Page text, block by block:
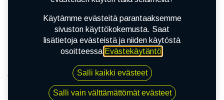
120/65R17 56W PIRELLI DIABLO ROSSO III
Käytämme evästeitä parantaaksemme
sivuston käyttökokemusta. Saat
lisätietoja evästeistä ja niiden käytöstä
osoitteessa Evästekäytäntö.
Salli kaikki evästeet
Salli vain välttämättömät evästeet